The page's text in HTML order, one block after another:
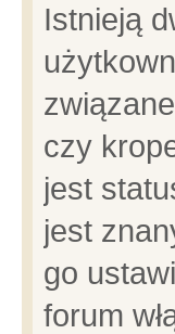
Istnieją
czy
jest
jest
go
forum